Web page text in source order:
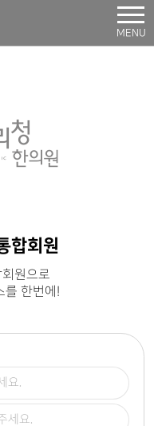
MENU
합회원
원으로
를 한번에!